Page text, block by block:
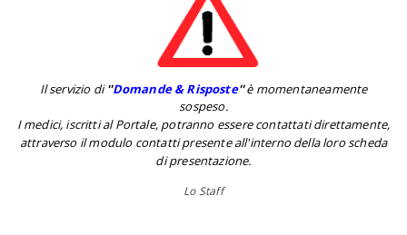
Il servizio di''Domande & Risposte''è momentaneamente
sospeso.
I medici, iscritti al Portale, potranno essere contattati direttamente,
attraverso il modulo contatti presente all'interno della loro scheda
di presentazione.
Lo Staff